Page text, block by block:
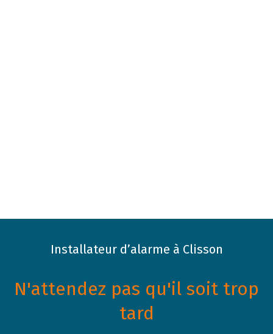
Installateur d’alarme à Clisson
N'attendez pas qu'il soit trop
tard